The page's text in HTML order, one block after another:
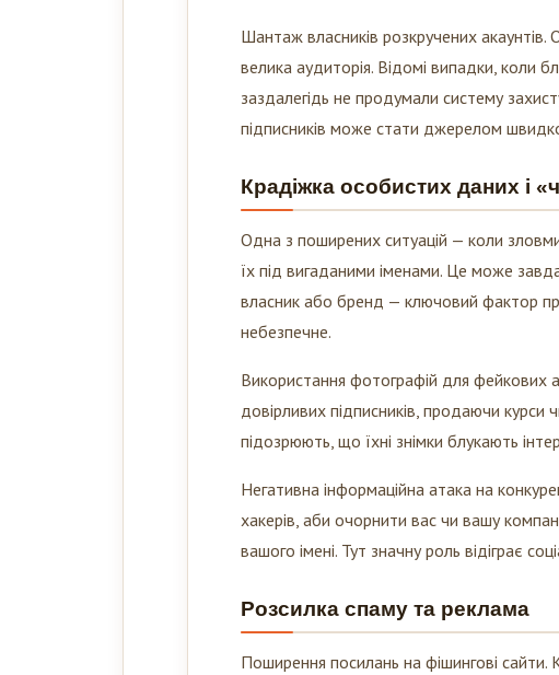
Шантаж власників розкручених
велика аудиторія. Відомі випадки, коли
заздалегідь не продумали систему
підписників може стати джерелом
Крадіжка особистих даних і
Одна з поширених ситуацій — коли
їх під вигаданими іменами. Це може
власник або бренд — ключовий фактор
небезпечне.
Використання фотографій для фейкових
довірливих підписників, продаючи курси
підозрюють, що їхні знімки блукають
Негативна інформаційна атака на
хакерів, аби очорнити вас чи вашу
вашого імені. Тут значну роль відіграє
Розсилка спаму та реклама
Поширення посилань на фішингові сайти.